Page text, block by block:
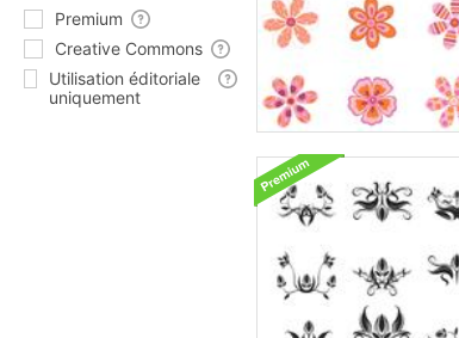
Premium
Creative Commons
Utilisation éditoriale
uniquement